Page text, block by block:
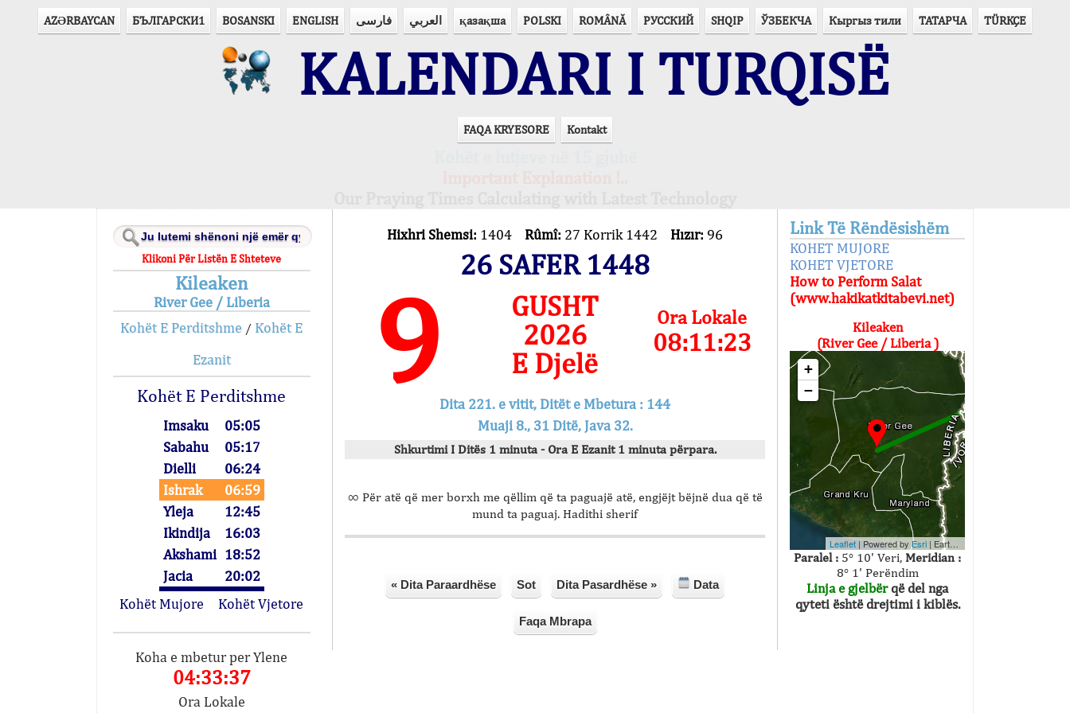
AZӘRBAYCAN БЪЛГАРСКИ1 BOSANSKI ENGLISH فارسی العربي қазақша POLSKI ROMÂNĂ РУССКИЙ SHQIP ЎЗБЕКЧА Кыргыз тили ТАТАРЧА TÜRKÇE
KALENDARI I TURQISË
FAQA KRYESORE Kontakt
Klikoni Për Listën E Shteteve
Kileaken
River Gee / Liberia
Kohët E Perditshme / Kohët E
Ezanit
Kohët E Perditshme
Imsaku
05:05
Sabahu
05:17
Dielli
06:24
Ishrak
06:59
Yleja
12:45
Ikindija
16:03
Akshami 18:52
Jacia
20:02
Kohët Mujore
Kohët Vjetore
Koha e mbetur per Ylene
04:33:37
Ora Lokale
Hixhri Shemsi: 1404 Rûmî: 27 Korrik 1442 Hızır: 96
26 SAFER 1448
9
GUSHT
2026
E Djelë
Ora Lokale
08:11:23
Dita 221. e vitit, Ditët e Mbetura : 144
Muaji 8., 31 Ditë, Java 32.
Shkurtimi I Ditës 1 minuta - Ora E Ezanit 1 minuta përpara.
∞ Për atë që mer borxh me qëllim që ta paguajë atë, engjëjt bëjnë dua që të
mund ta paguaj. Hadithi sherif
« Dita Paraardhëse Sot Dita Pasardhëse » Data
Faqa Mbrapa
Link Të Rëndësishëm
KOHET MUJORE
KOHET VJETORE
How to Perform Salat
(www.hakikatkitabevi.net)
Kileaken
(River Gee / Liberia )
+
−
Leaflet | Powered by Esri | Earthstar Geographics
Paralel : 5° 10' Veri, Meridian :
8° 1' Perëndim
Linja e gjelbërqë del nga
qyteti është drejtimi i kiblës.